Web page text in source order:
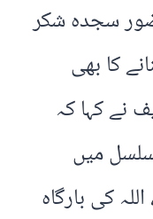
سجدہ شکر
کا بھی
نے کہا کہ
میں
کی بارگاہ